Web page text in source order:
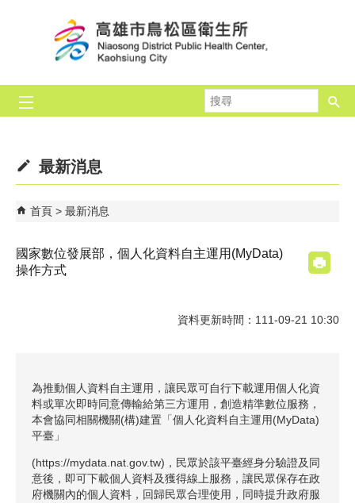
尋
最新消息
首頁 最新消息
國家數位發展部，個人化資料自主運用(MyData)
操作方式
資料更新時間：111-09-21 10:30
為推動個人資料自主運用，讓民眾可自行下載運用個人化資
料或單次即時同意傳輸給第三方運用，創造精準數位服務，
本會協同相關機關(構)建置「個人化資料自主運用(MyData)
平臺」
(https://mydata.nat.gov.tw)，民眾於該平臺經身分驗證及同
意後，即可下載個人資料及獲得線上服務，讓民眾保存在政
府機關內的個人資料，回歸民眾合理使用，同時提升政府服